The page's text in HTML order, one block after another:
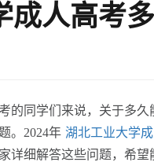
成人高考
同学们来说，关于多久
。2024年 湖北工业大学
详细解答这些问题，希望